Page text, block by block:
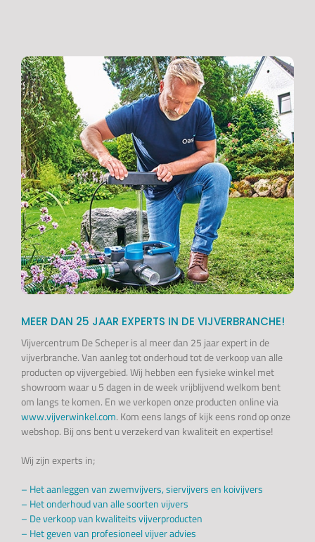
MEER DAN 25 JAAR EXPERTS IN DE VIJVERBRANCHE!
Vijvercentrum De Scheper is al meer dan 25 jaar expert in de
vijverbranche. Van aanleg tot onderhoud tot de verkoop van alle
producten op vijvergebied. Wij hebben een fysieke winkel met
showroom waar u 5 dagen in de week vrijblijvend welkom bent
om langs te komen. En we verkopen onze producten online via
www.vijverwinkel.com. Kom eens langs of kijk eens rond op onze
webshop. Bij ons bent u verzekerd van kwaliteit en expertise!
Wij zijn experts in;
– Het aanleggen van zwemvijvers, siervijvers en koivijvers
– Het onderhoud van alle soorten vijvers
– De verkoop van kwaliteits vijverproducten
– Het geven van profesioneel vijver advies